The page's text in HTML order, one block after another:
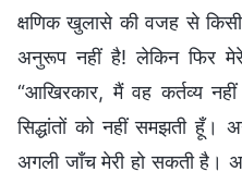
क्षणिक खुलासे की वजह से किसी
अनुरूप नहीं है! लेकिन फिर
“आखिरकार, मैं वह कर्तव्य
सिद्धांतों को नहीं समझती हूँ।
अगली जाँच मेरी हो सकती है।